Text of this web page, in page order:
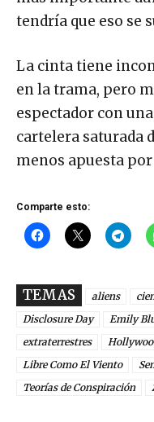
tendría que eso se
La cinta tiene
en la trama, pero
espectador con
cartelera saturada
menos apuesta
Comparte esto:
TEMAS aliens
Disclosure Day
Emily
extraterrestres
Libre Como El Viento
Teorías de Conspiración